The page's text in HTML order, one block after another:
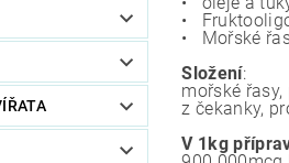
•
• Mořské
Složení:
mořské
z čekanky,
V 1kg